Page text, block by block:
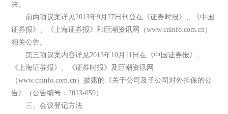
决。
前两项议案详见2013年9月27日刊登在《证券时报》、《中国
证券报》、《上海证券报》和巨潮资讯网（www.cninfo.com.cn）
相关公告。
第三项议案内容详见2013年10月11日在《中国证券报》、
《上海证券报》、《证券时报》及巨潮资讯网
（www.cninfo.com.cn）披露的《关于公司及子公司对外担保的公
告》（公告编号：2013-059）
三、会议登记方法